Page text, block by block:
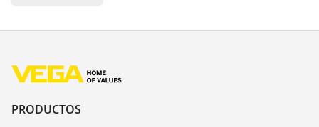
PRODUCTOS